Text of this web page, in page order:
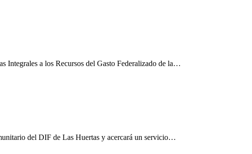
Integrales a los Recursos del Gasto Federalizado de la…
del DIF de Las Huertas y acercará un servicio…